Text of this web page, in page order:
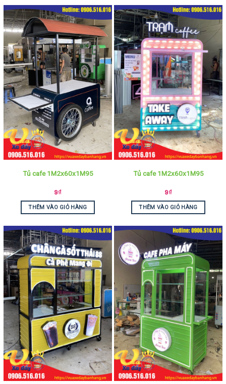
Tủ cafe 1M2x60x1M95
9₫
THÊM VÀO GIỎ HÀNG
Tủ cafe 1M2x60x1M95
9₫
THÊM VÀO GIỎ HÀNG